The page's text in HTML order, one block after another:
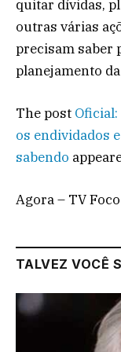
quitar dívidas,
outras várias
precisam saber
planejamento
The post Oficial:
os endividados
sabendo
Agora – TV Foco
TALVEZ VOCÊ